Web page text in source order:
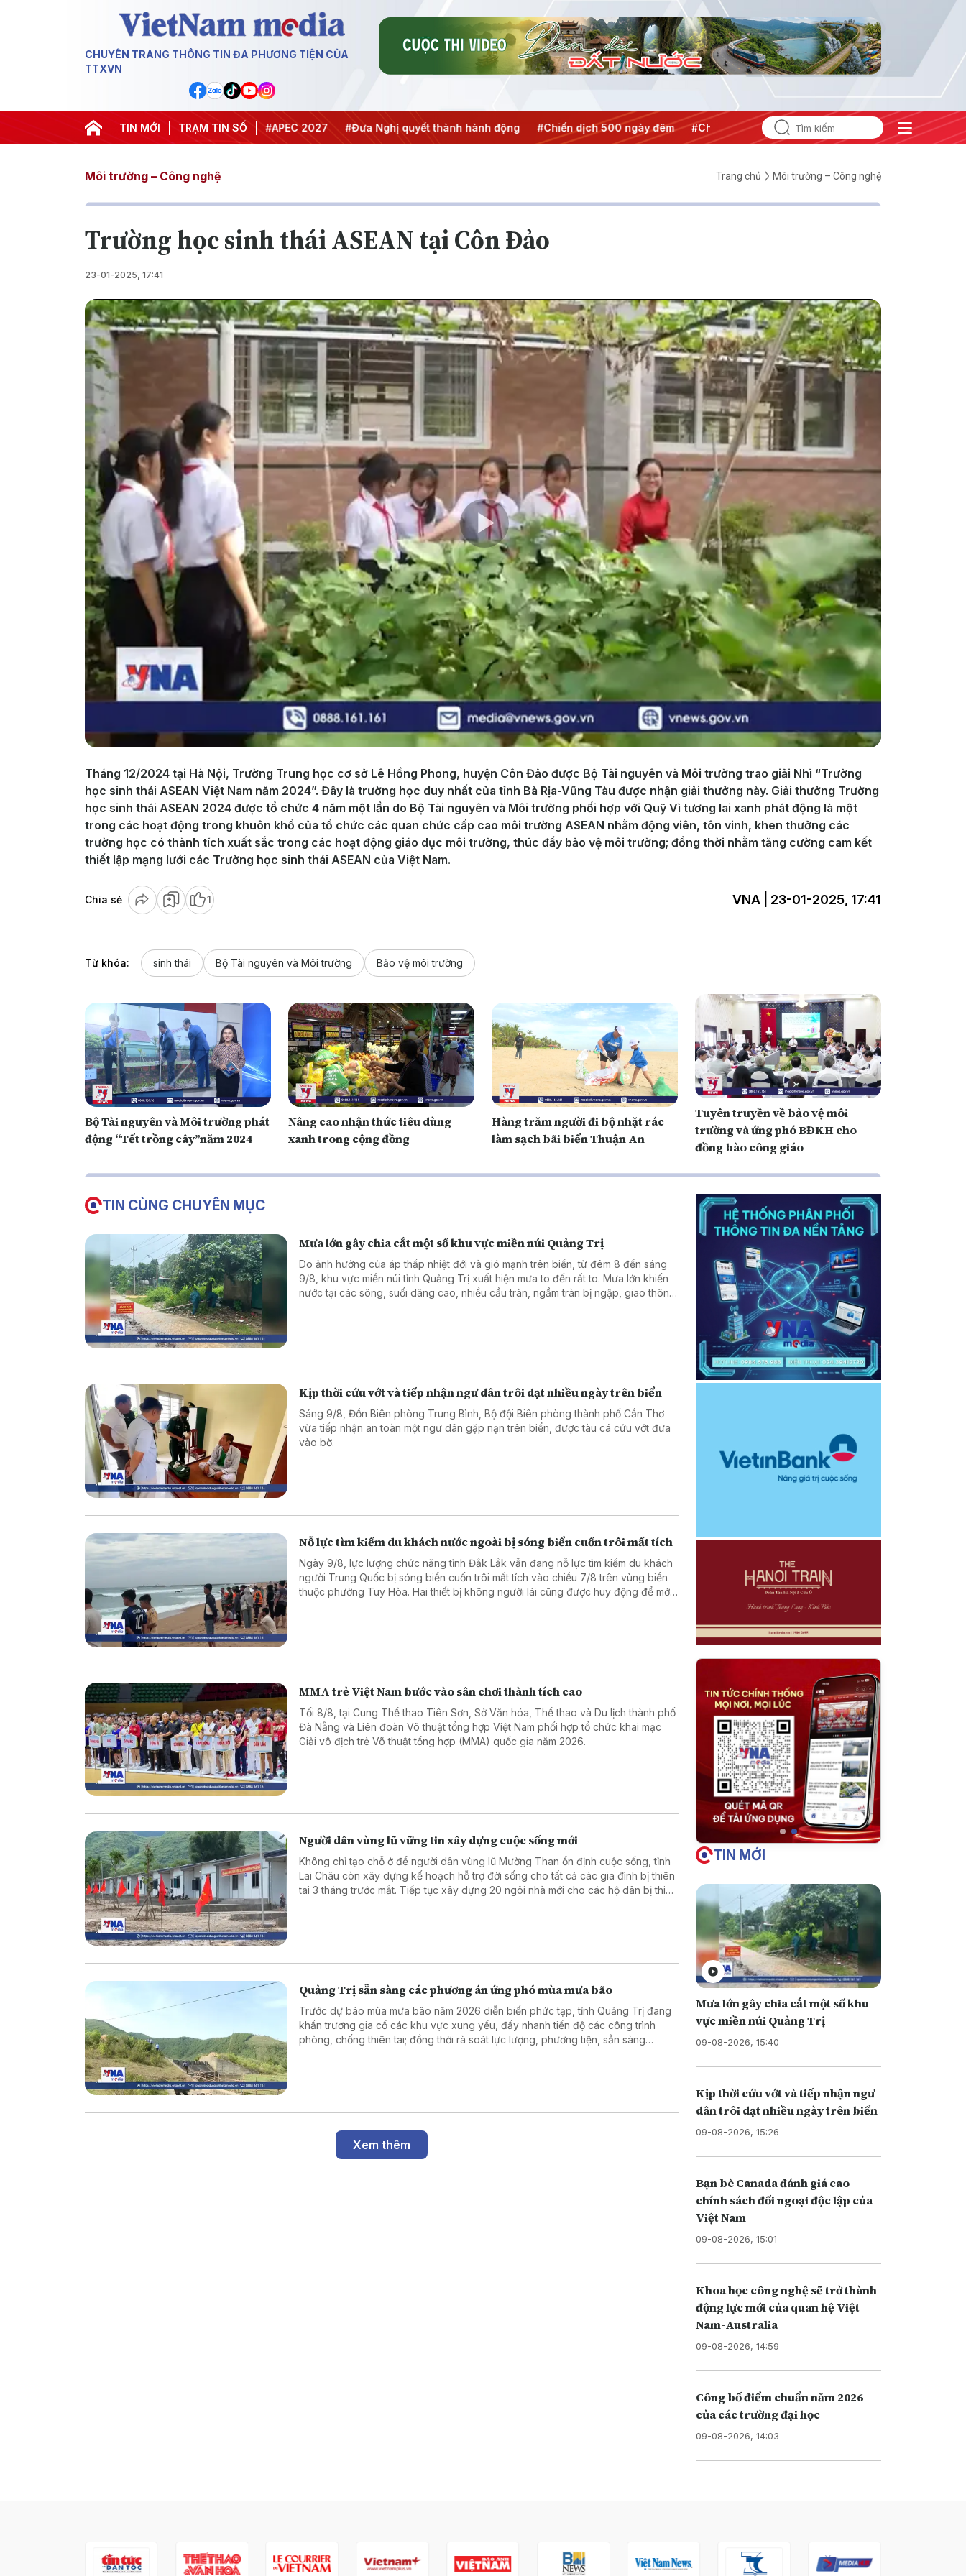
CHUYÊN TRANG THÔNG TIN ĐA PHƯƠNG TIỆN CỦA
TTXVN
TIN MỚI TRẠM TIN SỐ
#Hội nghị Trung ương 3 #APEC 2027 #Đưa Nghị quyết thành hành động #Chiến dịch 500 ngày đêm #Chống khai thác IUU #Căng thẳng Trung Đông #An
Môi trường – Công nghệ Trang chủ Môi trường – Công nghệ
Trường học sinh thái ASEAN tại Côn Đảo
23-01-2025, 17:41
Play
Video
Tháng 12/2024 tại Hà Nội, Trường Trung học cơ sở Lê Hồng Phong, huyện Côn Đảo được Bộ Tài nguyên và Môi trường trao giải Nhì “Trường
học sinh thái ASEAN Việt Nam năm 2024”. Đây là trường học duy nhất của tỉnh Bà Rịa-Vũng Tàu được nhận giải thưởng này. Giải thưởng Trường
học sinh thái ASEAN 2024 được tổ chức 4 năm một lần do Bộ Tài nguyên và Môi trường phối hợp với Quỹ Vì tương lai xanh phát động là một
trong các hoạt động trong khuôn khổ của tổ chức các quan chức cấp cao môi trường ASEAN nhằm động viên, tôn vinh, khen thưởng các
trường học có thành tích xuất sắc trong các hoạt động giáo dục môi trường, thúc đẩy bảo vệ môi trường; đồng thời nhằm tăng cường cam kết
thiết lập mạng lưới các Trường học sinh thái ASEAN của Việt Nam.
Chia sẻ 1 VNA | 23-01-2025, 17:41
Từ khóa: sinh thái Bộ Tài nguyên và Môi trường Bảo vệ môi trường
Bộ Tài nguyên và Môi trường phát
động “Tết trồng cây”năm 2024
Nâng cao nhận thức tiêu dùng
xanh trong cộng đồng
Hàng trăm người đi bộ nhặt rác
làm sạch bãi biển Thuận An
Tuyên truyền về bảo vệ môi
trường và ứng phó BĐKH cho
đồng bào công giáo
TIN CÙNG CHUYÊN MỤC
Mưa lớn gây chia cắt một số khu vực miền núi Quảng Trị
Do ảnh hưởng của áp thấp nhiệt đới và gió mạnh trên biển, từ đêm 8 đến sáng
9/8, khu vực miền núi tỉnh Quảng Trị xuất hiện mưa to đến rất to. Mưa lớn khiến
nước tại các sông, suối dâng cao, nhiều cầu tràn, ngầm tràn bị ngập, giao thông
Kịp thời cứu vớt và tiếp nhận ngư dân trôi dạt nhiều ngày trên biển
Sáng 9/8, Đồn Biên phòng Trung Bình, Bộ đội Biên phòng thành phố Cần Thơ
vừa tiếp nhận an toàn một ngư dân gặp nạn trên biển, được tàu cá cứu vớt đưa
vào bờ.
Nỗ lực tìm kiếm du khách nước ngoài bị sóng biển cuốn trôi mất tích
Ngày 9/8, lực lượng chức năng tỉnh Đắk Lắk vẫn đang nỗ lực tìm kiếm du khách
người Trung Quốc bị sóng biển cuốn trôi mất tích vào chiều 7/8 trên vùng biển
thuộc phường Tuy Hòa. Hai thiết bị không người lái cũng được huy động để mở
MMA trẻ Việt Nam bước vào sân chơi thành tích cao
Tối 8/8, tại Cung Thể thao Tiên Sơn, Sở Văn hóa, Thể thao và Du lịch thành phố
Đà Nẵng và Liên đoàn Võ thuật tổng hợp Việt Nam phối hợp tổ chức khai mạc
Giải vô địch trẻ Võ thuật tổng hợp (MMA) quốc gia năm 2026.
Người dân vùng lũ vững tin xây dựng cuộc sống mới
Không chỉ tạo chỗ ở để người dân vùng lũ Mường Than ổn định cuộc sống, tỉnh
Lai Châu còn xây dựng kế hoạch hỗ trợ đời sống cho tất cả các gia đình bị thiên
tai 3 tháng trước mắt. Tiếp tục xây dựng 20 ngôi nhà mới cho các hộ dân bị thiệt
Quảng Trị sẵn sàng các phương án ứng phó mùa mưa bão
Trước dự báo mùa mưa bão năm 2026 diễn biến phức tạp, tỉnh Quảng Trị đang
khẩn trương gia cố các khu vực xung yếu, đẩy nhanh tiến độ các công trình
phòng, chống thiên tai; đồng thời rà soát lực lượng, phương tiện, sẵn sàng
Xem thêm
TIN MỚI
Mưa lớn gây chia cắt một số khu
vực miền núi Quảng Trị
09-08-2026, 15:40
Kịp thời cứu vớt và tiếp nhận ngư
dân trôi dạt nhiều ngày trên biển
09-08-2026, 15:26
Bạn bè Canada đánh giá cao
chính sách đối ngoại độc lập của
Việt Nam
09-08-2026, 15:01
Khoa học công nghệ sẽ trở thành
động lực mới của quan hệ Việt
Nam-Australia
09-08-2026, 14:59
Công bố điểm chuẩn năm 2026
của các trường đại học
09-08-2026, 14:03